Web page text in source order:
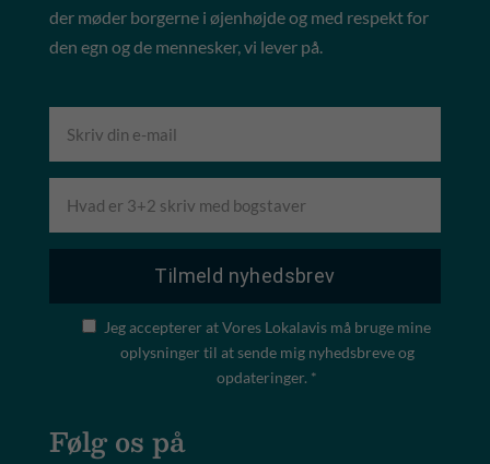
der møder borgerne i øjenhøjde og med respekt for
den egn og de mennesker, vi lever på.
Jeg accepterer at Vores Lokalavis må bruge mine
oplysninger til at sende mig nyhedsbreve og
opdateringer. *
Følg os på